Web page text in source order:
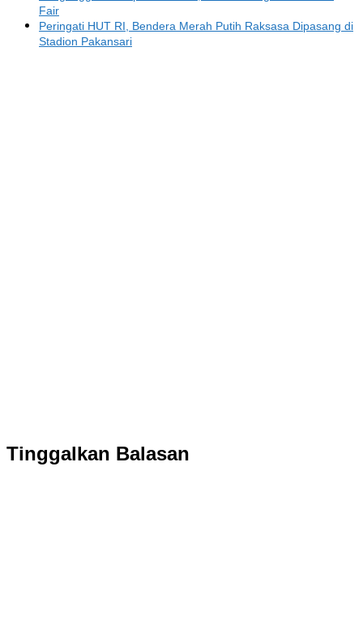
Fair
Peringati HUT RI, Bendera Merah Putih Raksasa Dipasang di
Stadion Pakansari
Tinggalkan Balasan